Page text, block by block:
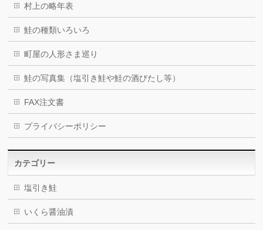
村上の略年表
鮭の種類いろいろ
町屋の人形さま巡り
鮭の写真集（塩引き鮭や鮭の酒びたし等）
FAX注文書
プライバシーポリシー
カテゴリー
塩引き鮭
いくら醤油漬